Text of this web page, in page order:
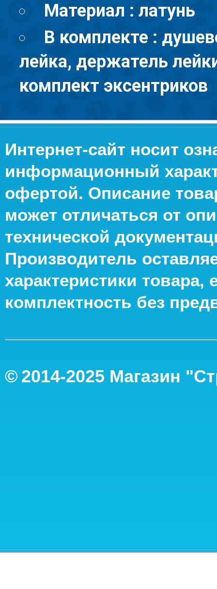
Материал : латунь
В комплекте :
лейка, держатель
комплект эксентриков
Интернет-сайт носит
информационный
офертой. Описание
может отличаться от
технической
Производитель
характеристики
комплектность без
© 2014-2025 Магазин